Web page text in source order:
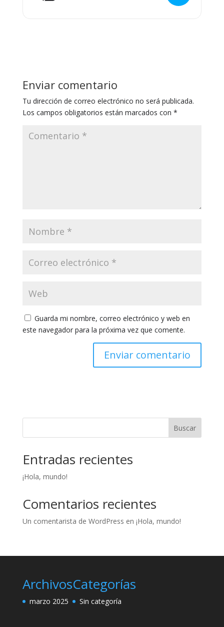
Enviar comentario
Tu dirección de correo electrónico no será publicada.
Los campos obligatorios están marcados con *
Guarda mi nombre, correo electrónico y web en
este navegador para la próxima vez que comente.
Buscar
Entradas recientes
¡Hola, mundo!
Comentarios recientes
Un comentarista de WordPress en ¡Hola, mundo!
Archivos
marzo 2025
Categorías
Sin categoría